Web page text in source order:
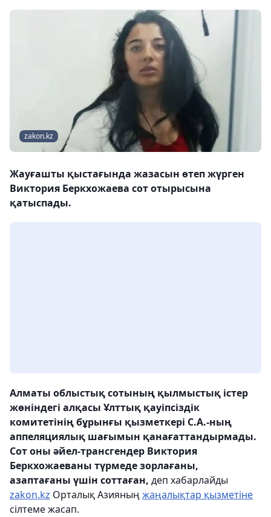
zakon.kz
Жауғашты қыстағында жазасын өтеп жүрген
Виктория Беркхожаева сот отырысына
қатыспады.
Алматы облыстық сотының қылмыстық істер
жөніндегі алқасы Ұлттық қауіпсіздік
комитетінің бұрынғы қызметкері С.А.-ның
аппеляциялық шағымын қанағаттандырмады.
Сот оны әйел-трансгендер Виктория
Беркхожаеваны түрмеде зорлағаны,
азаптағаны үшін соттаған, деп хабарлайды
zakon.kz Орталық Азияның жаңалықтар қызметіне
сілтеме жасап.